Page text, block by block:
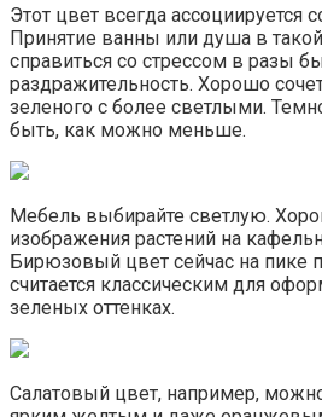
Этот цвет всегда ассоциируется
Принятие ванны или душа в
справиться со стрессом в разы
раздражительность. Хорошо
зеленого с более светлыми.
быть, как можно меньше.
Мебель выбирайте светлую.
изображения растений на
Бирюзовый цвет сейчас на пике
считается классическим для
зеленых оттенках.
Салатовый цвет, например,